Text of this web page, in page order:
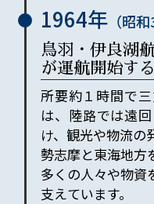
1964年 （昭和
鳥羽・伊良湖
が運航開始する
所要約１ 時間で
は、陸路では遠
け、観光や物流の
勢志摩と東海地方
多くの人々や物資
支えています。